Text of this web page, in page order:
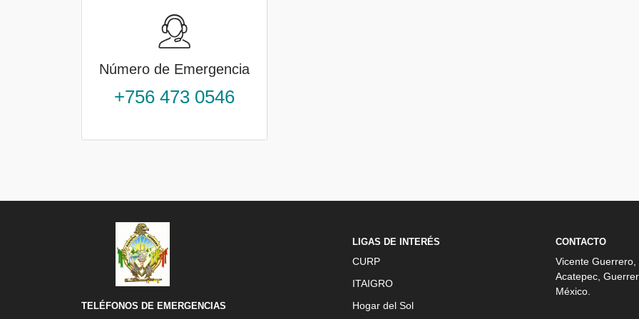
Número de Emergencia
+756 473 0546
TELÉFONOS DE EMERGENCIAS
LIGAS DE INTERÉS
CURP
ITAIGRO
Hogar del Sol
CONTACTO
Vicente Guerrero,
Acatepec,
México.